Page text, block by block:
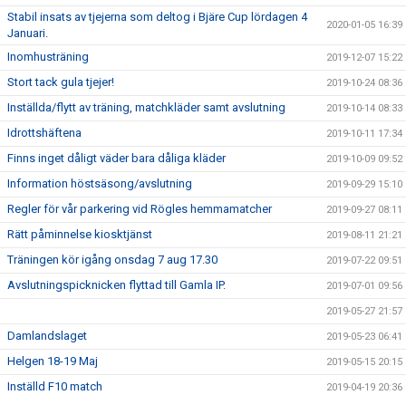
Stabil insats av tjejerna som deltog i Bjäre Cup lördagen 4
Januari.
2020-01-05 16:39
Inomhusträning 2019-12-07 15:22
Stort tack gula tjejer! 2019-10-24 08:36
Inställda/flytt av träning, matchkläder samt avslutning 2019-10-14 08:33
Idrottshäftena 2019-10-11 17:34
Finns inget dåligt väder bara dåliga kläder 2019-10-09 09:52
Information höstsäsong/avslutning 2019-09-29 15:10
Regler för vår parkering vid Rögles hemmamatcher 2019-09-27 08:11
Rätt påminnelse kiosktjänst 2019-08-11 21:21
Träningen kör igång onsdag 7 aug 17.30 2019-07-22 09:51
Avslutningspicknicken flyttad till Gamla IP. 2019-07-01 09:56
2019-05-27 21:57
Damlandslaget 2019-05-23 06:41
Helgen 18-19 Maj 2019-05-15 20:15
Inställd F10 match 2019-04-19 20:36